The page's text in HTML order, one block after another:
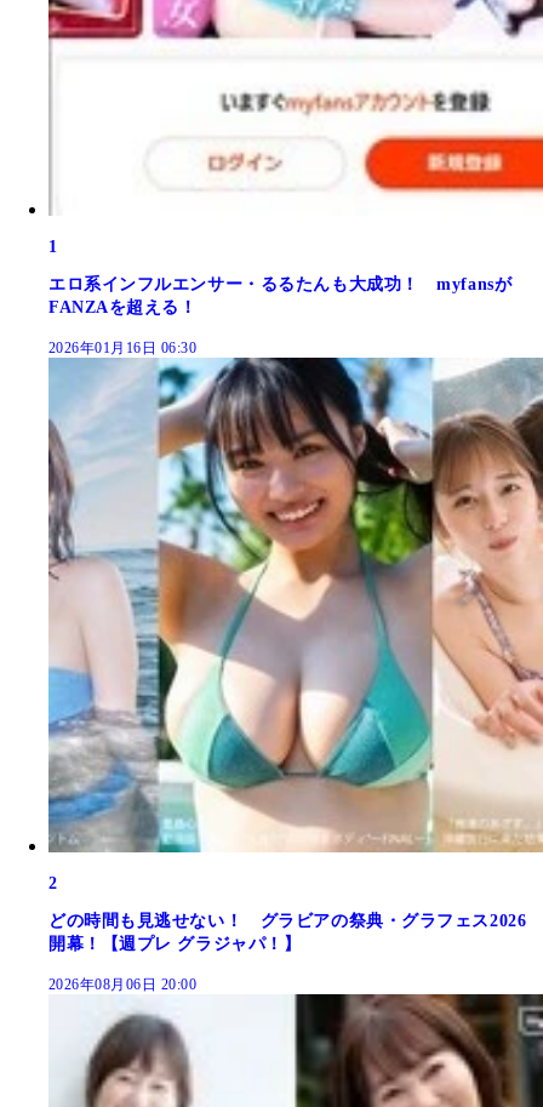
1
エロ系インフルエンサー・るるたんも大成功！ myfansが
FANZAを超える！
2026年01月16日 06:30
2
どの時間も見逃せない！ グラビアの祭典・グラフェス2026
開幕！【週プレ グラジャパ！】
2026年08月06日 20:00